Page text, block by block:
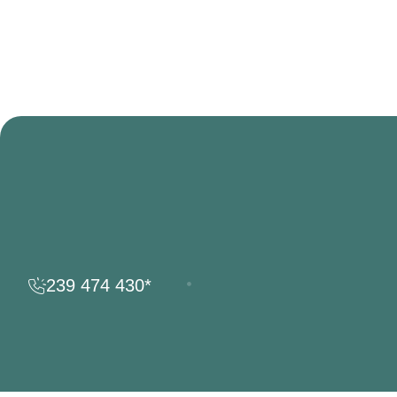
239 474 430*